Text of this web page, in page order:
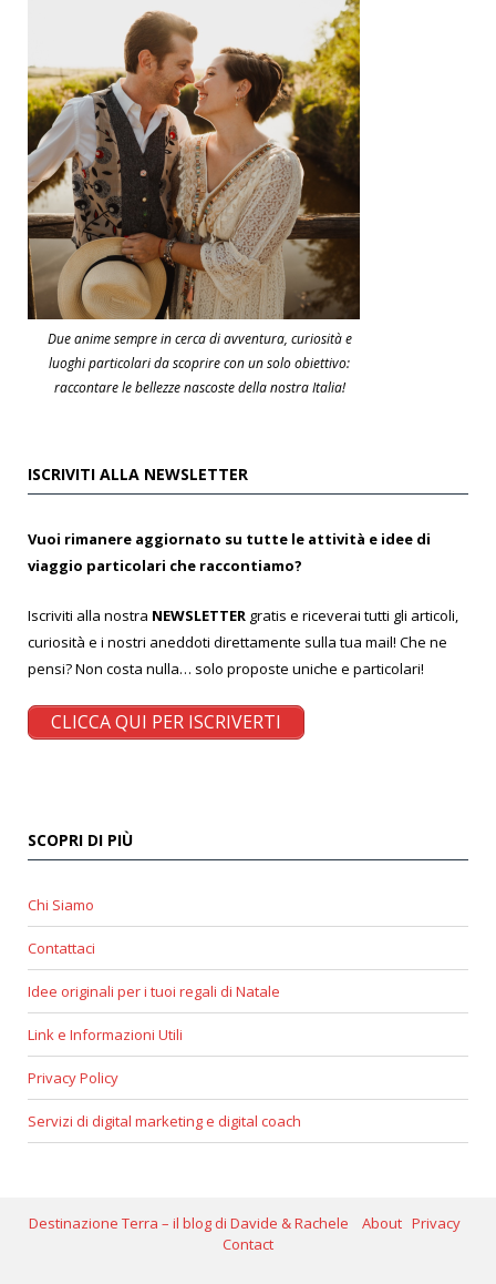
Due anime sempre in cerca di avventura, curiosità e
luoghi particolari da scoprire con un solo obiettivo:
raccontare le bellezze nascoste della nostra Italia!
ISCRIVITI ALLA NEWSLETTER
Vuoi rimanere aggiornato su tutte le attività e idee di
viaggio particolari che raccontiamo?
Iscriviti alla nostra NEWSLETTER gratis e riceverai tutti gli articoli,
curiosità e i nostri aneddoti direttamente sulla tua mail! Che ne
pensi? Non costa nulla… solo proposte uniche e particolari!
CLICCA QUI PER ISCRIVERTI
SCOPRI DI PIÙ
Chi Siamo
Contattaci
Idee originali per i tuoi regali di Natale
Link e Informazioni Utili
Privacy Policy
Servizi di digital marketing e digital coach
Destinazione Terra – il blog di Davide & Rachele About Privacy
Contact